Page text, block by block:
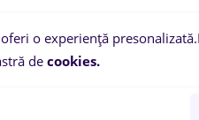
0
o experiență presonalizată.
de cookies.